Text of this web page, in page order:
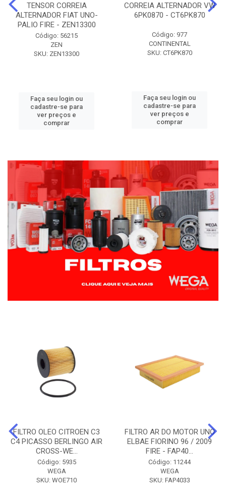
TENSOR CORREIA
ALTERNADOR FIAT UNO-
PALIO FIRE - ZEN13300
Código: 56215
ZEN
SKU: ZEN13300
Faça seu login ou
cadastre-se para
ver preços e
comprar
CORREIA ALTERNADOR VW
6PK0870 - CT6PK870
Código: 977
CONTINENTAL
SKU: CT6PK870
Faça seu login ou
cadastre-se para
ver preços e
comprar
FILTRO OLEO CITROEN C3
C4 PICASSO BERLINGO AIR
CROSS-WE...
Código: 5935
WEGA
SKU: WOE710
FILTRO AR DO MOTOR UNO
ELBAE FIORINO 96 / 2009
FIRE - FAP40...
Código: 11244
WEGA
SKU: FAP4033